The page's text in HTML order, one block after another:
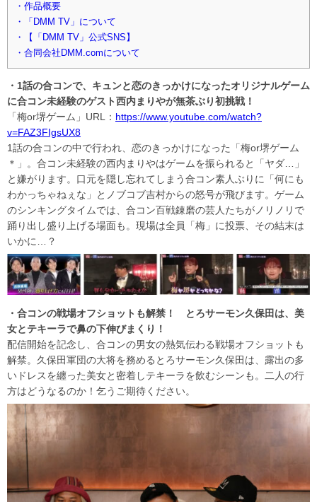
・作品概要
・「DMM TV」について
・【「DMM TV」公式SNS】
・合同会社DMM.comについて
・1話の合コンで、キュンと恋のきっかけになったオリジナルゲーム
に合コン未経験のゲスト西内まりやが無茶ぶり初挑戦！
「梅or堺ゲーム」URL： https://www.youtube.com/watch?
v=FAZ3FIgsUX8
1話の合コンの中で行われ、恋のきっかけになった「梅or堺ゲーム
＊」。合コン未経験の西内まりやはゲームを振られると「ヤダ…」
と嫌がります。口元を隠し忘れてしまう合コン素人ぶりに「何にも
わかっちゃねぇな」とノブコブ吉村からの怒号が飛びます。ゲーム
のシンキングタイムでは、合コン百戦錬磨の芸人たちがノリノリで
踊り出し盛り上げる場面も。現場は全員「梅」に投票、その結末は
いかに…？
・合コンの戦場オフショットも解禁！ とろサーモン久保田は、美
女とテキーラで鼻の下伸びまくり！
配信開始を記念し、合コンの男女の熱気伝わる戦場オフショットも
解禁。久保田軍団の大将を務めるとろサーモン久保田は、露出の多
いドレスを纏った美女と密着しテキーラを飲むシーンも。二人の行
方はどうなるのか！乞うご期待ください。